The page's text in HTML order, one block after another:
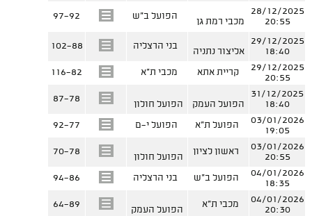
28/12/2025
20:55
מכבי רמת גן
הפועל ב"ש 97-92
29/12/2025
18:40
אליצור נתניה
בני הרצליה 102-88
29/12/2025
20:55
קריית אתא מכבי ת"א 116-82
31/12/2025
18:40
הפועל העמק הפועל חולון
87-78
03/01/2026
19:05
הפועל ת"א הפועל י-ם 92-77
03/01/2026
20:55
ראשון לציון
הפועל חולון
70-78
04/01/2026
18:35
הפועל ב"ש בני הרצליה 94-86
04/01/2026
20:30
מכבי ת"א
הפועל העמק
64-89